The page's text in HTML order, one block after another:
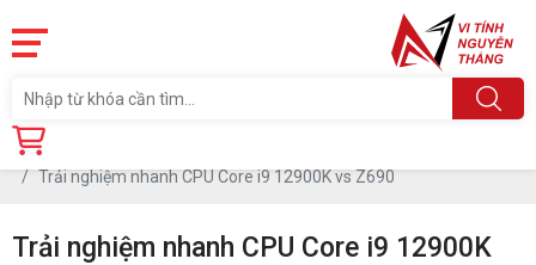
Trang chủ
Trải nghiệm nhanh CPU Core i9 12900K vs Z690
Trải nghiệm nhanh CPU Core i9 12900K